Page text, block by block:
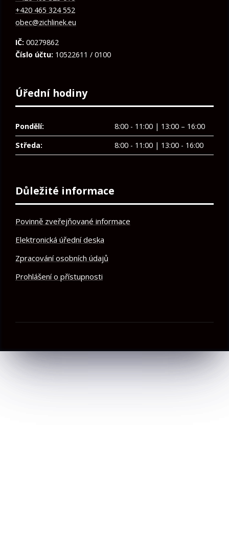
+420 465 324 552
obec@zichlinek.eu
IČ: 00279862
Číslo účtu: 10522611 / 0100
Úřední hodiny
Pondělí:
8:00 - 11:00 | 13:00 – 16:00
Středa:
8:00 - 11:00 | 13:00 - 16:00
Důležité informace
Povinně zveřejňované informace
Elektronická úřední deska
Zpracování osobních údajů
Prohlášení o přístupnosti